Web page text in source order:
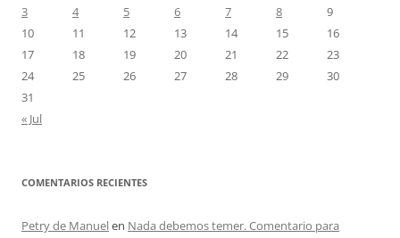
3
4 5 6 7 8
9
10
11 12 13 14 15
16
17
18 19 20 21 22
23
24
25 26 27 28 29
30
31
« Jul
COMENTARIOS RECIENTES
Petry de Manuelen Nada debemos temer. Comentario para